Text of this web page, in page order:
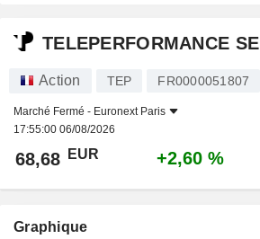
TELEPERFORMANCE SE
Action TEP FR0000051807
Marché Fermé - Euronext Paris
17:55:00 06/08/2026
68,68 EUR +2,60 %
Graphique